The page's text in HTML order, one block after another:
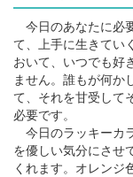
今日のあなたに必
て、上手に生きてい
おいて、いつでも好
ません。誰もが何か
て、それを甘受して
必要です。
今日のラッキーカ
を優しい気分にさせ
くれます。オレンジ